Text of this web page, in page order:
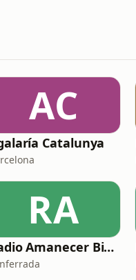
AC
Catalunya
RA
Radio Amanecer Bierzo